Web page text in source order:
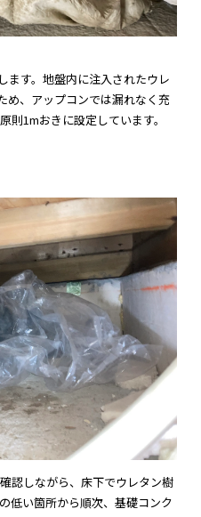
ます。地盤内に注入されたウレ
め、アップコンでは漏れなく充
則1mおきに設定しています。
認しながら、床下でウレタン樹
低い箇所から順次、基礎コンク